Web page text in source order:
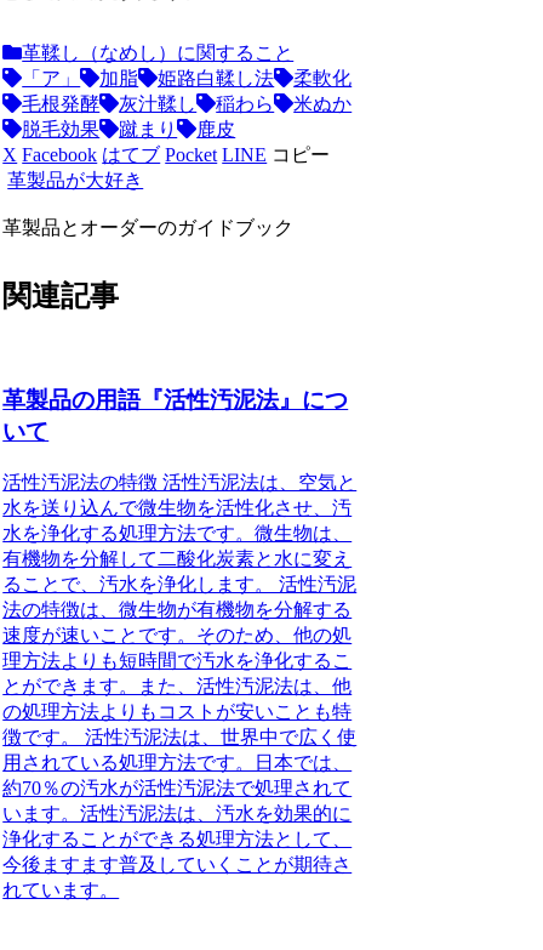
革鞣し（なめし）に関すること
「ア」
加脂 姫路白鞣し法
柔軟化
毛根発酵
灰汁鞣し 稲わら
米ぬか
脱毛効果
蹴まり
鹿皮
X Facebook はてブ Pocket LINE コピー
革製品が大好き
革製品とオーダーのガイドブック
関連記事
革製品の用語『活性汚泥法』につ
いて
活性汚泥法の特徴 活性汚泥法は、空気と
水を送り込んで微生物を活性化させ、汚
水を浄化する処理方法です。微生物は、
有機物を分解して二酸化炭素と水に変え
ることで、汚水を浄化します。 活性汚泥
法の特徴は、微生物が有機物を分解する
速度が速いことです。そのため、他の処
理方法よりも短時間で汚水を浄化するこ
とができます。また、活性汚泥法は、他
の処理方法よりもコストが安いことも特
徴です。 活性汚泥法は、世界中で広く使
用されている処理方法です。日本では、
約70％の汚水が活性汚泥法で処理されて
います。活性汚泥法は、汚水を効果的に
浄化することができる処理方法として、
今後ますます普及していくことが期待さ
れています。